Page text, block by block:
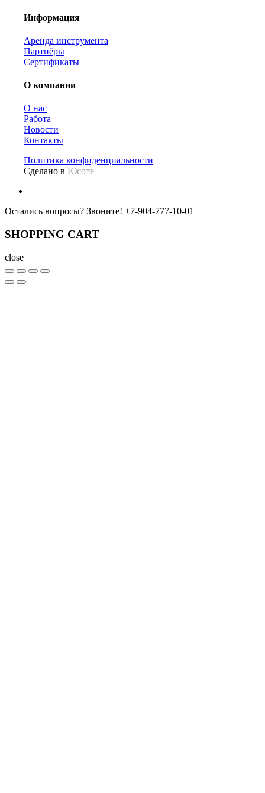
Информация
Аренда инструмента
Партнёры
Сертификаты
О компании
О нас
Работа
Новости
Контакты
Политика конфиденциальности
Сделано в Юсоте
Остались вопросы? Звоните! +7-904-777-10-01
SHOPPING CART
close